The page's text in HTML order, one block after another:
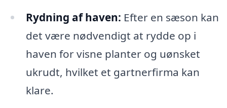
Rydning af haven: Efter en sæson kan
det være nødvendigt at rydde op i
haven for visne planter og uønsket
ukrudt, hvilket et gartnerfirma kan
klare.